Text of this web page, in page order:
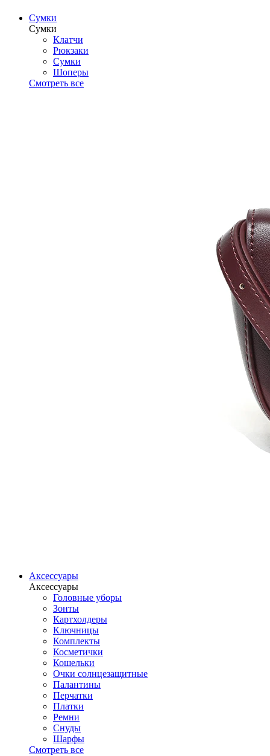
Сумки
Сумки
Клатчи
Рюкзаки
Сумки
Шоперы
Смотреть все
Аксессуары
Аксессуары
Головные уборы
Зонты
Картхолдеры
Ключницы
Комплекты
Косметички
Кошельки
Очки солнцезащитные
Палантины
Перчатки
Платки
Ремни
Снуды
Шарфы
Смотреть все